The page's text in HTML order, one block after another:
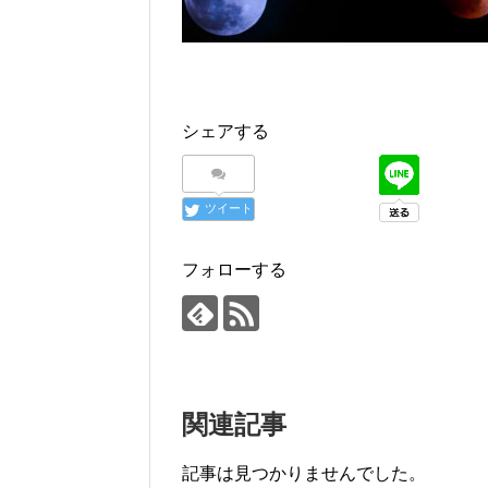
シェアする
ツイート
フォローする
関連記事
記事は見つかりませんでした。